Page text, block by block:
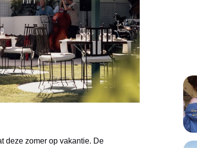
deze zomer op vakantie. De